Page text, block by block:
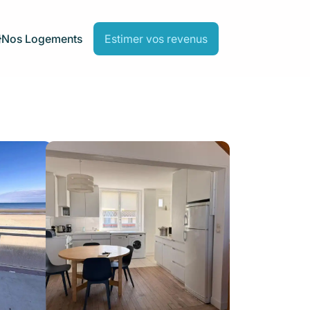
Nos Logements Estimer vos revenus